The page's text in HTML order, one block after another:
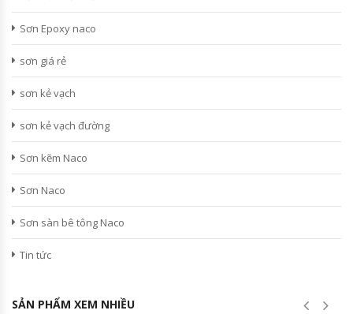
Sơn Epoxy naco
sơn giá rẻ
sơn kẻ vạch
sơn kẻ vạch đường
Sơn kẽm Naco
Sơn Naco
Sơn sàn bê tông Naco
Tin tức
SẢN PHẨM XEM NHIỀU